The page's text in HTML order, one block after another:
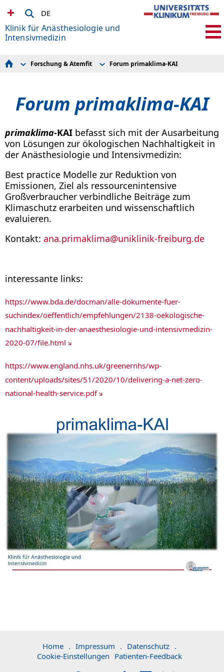
DE
Klinik für Anästhesiologie und
Intensivmedizin
Forschung & Atemfit
Lehre & Studium
Forschung & Atemfit
Forum primaklima-KAI
AG Prof. Dr. med. Heinrich
AG Prof. Dr. med. Hötzel
AG Prof. Dr. med. Schallner
AG Prof. Dr. med. Schick
AG Prof. Dr. rer. nat. Schumann
AG Organprotektion
Forum primaklima-KAI
Forum primaklima-KAI
primaklima-KAI befasst sich mit der Ausarbeitung
von Lösungen zur ökologischen Nachhaltigkeit in
der Anästhesiologie und Intensivmedizin:
Best practice Modelle zur Reduktion von
Emissionen, Ziel als ressourcenintensive
Großverbraucher verbindliche Beiträge zum
Klimaschutz erarbeiten und wissenschaftlich
evaluieren.
Kontakt: ana.primaklima@uniklinik-freiburg.de
interessante links:
https://www.bda.de/docman/alle-dokumente-fuer-
suchindex/oeffentlich/empfehlungen/2138-oekologische-
nachhaltigkeit-in-der-anaesthesiologie-und-intensivmedizin-
2020-07/file.html
https://www.england.nhs.uk/greenernhs/wp-
content/uploads/sites/51/2020/10/delivering-a-net-zero-
national-health-service.pdf
Home . Impressum . Datenschutz .
Cookie-Einstellungen Patienten-Feedback